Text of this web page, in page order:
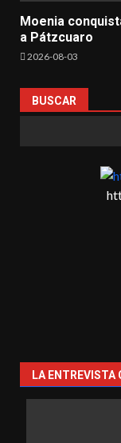
Moenia
a Pátzcuaro
2026-08-03
BUSCAR
LA ENTREVISTA